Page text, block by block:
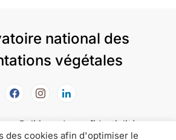
national des
végétales
Politique de confidentialité
des cookies afin d'optimiser le